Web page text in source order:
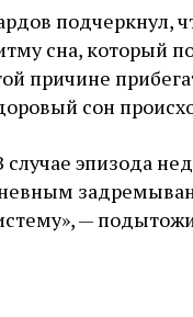
подчеркнул,
сна, который
причине
сон
случае эпизода
—